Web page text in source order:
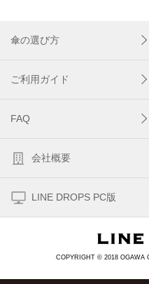
傘の選び方
ご利用ガイド
FAQ
会社概要
LINE DROPS PC版
COPYRIGHT © 2018 OGAWA